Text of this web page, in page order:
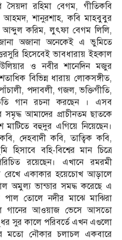
রহিমা বেগম, গীতিকবি
আহমদ, শানুরশাহ, কবি মাহবুবুর
করিম, লুৎফা বেগম লিলি,
অজানা অনেকেই এ ভুমিতে
হিসেবেই ভাবধারায় ইহকাল
ও নবীর শানেদিন মজুর
বিভিন্ন ধারায় লোকসঙ্গীত,
পদাবলী, গজল, ভক্তিগীতি,
গান রচনা করছেন । এসব
সমৃদ্ধ আমাদের প্রাচীনতম ছাতকে
বহুদুর এগিয়ে নিয়েছেন।
দেহবাদী কবি, তাত্বিক কবি,
বহি-বিশ্বের মান চিত্রে
রয়েছেন। এখানে রমরমী
রেখে একাকার হয়েচোখ আড়ালে
অমুল্য ভান্ডার সমদ্ধ করেছে এ
পাল তোলে নদীর মাঝে মাঝিরা
গানের আওয়াজ ভেসে আসতো
সুর কালে পরিবর্তে এখন এগুলো
মতো নৌকার চলাচল একবারে